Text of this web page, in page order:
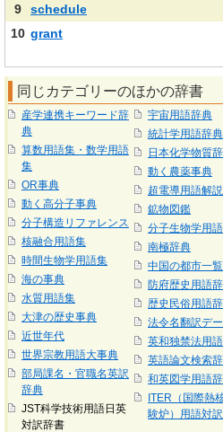
9
schedule
10 grant
同じカテゴリーのほかの辞書
産学連携キーワード辞
典
算数用語集・数学用語
集
OR事典
動く高分子事典
分子構造リファレンス
核融合用語集
時間生物学用語集
海の事典
水質用語集
大津の歴史事典
近世年代
世界宗教用語大事典
部局課名・官職名英訳
辞典
JST科学技術用語日英
対訳辞書
宇宙用語辞典
統計学用語辞典
日本化学物質
動く農薬事典
超電導用語解
鉱物図鑑
分子生物学用
南極辞典
中国の都市一覧
防府歴史用語
歴史民俗用語
法令名翻訳デ
英和独禁法用
英語論文検索
和英図学用語
ITER（国際熱
験炉）用語対